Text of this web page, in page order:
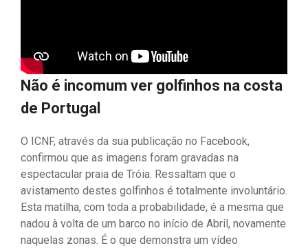
Não é incomum ver golfinhos na costa
de Portugal
O ICNF, através da sua publicação no Facebook,
confirmou que as imagens foram gravadas na
espectacular praia de Tróia. Ressaltam que o
avistamento destes golfinhos é totalmente involuntário.
Esta matilha, com toda a probabilidade, é a mesma que
nadou à volta de um barco no início de Abril, novamente
naquelas zonas. É o que demonstra um vídeo